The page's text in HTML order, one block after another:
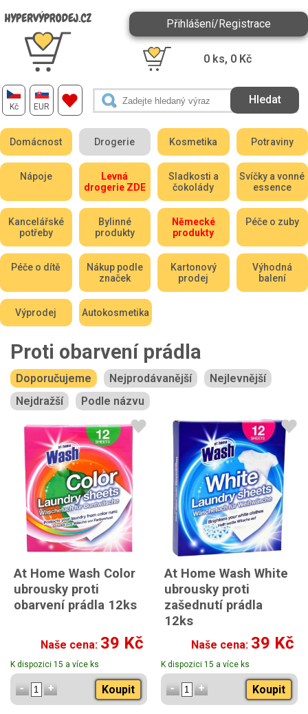
Kč EUR
Přihlášení/Registrace
0 ks, 0 Kč
Domácnost Drogerie Kosmetika Potraviny
Nápoje
Levná
drogerie ZDE
Sladkosti a
čokolády
Svíčky a vonné
essence
Kancelářské
potřeby
Bylinné
produkty
Německé
produkty
Péče o zuby
Péče o dítě
Nákup podle
značek
Kartonový
prodej
Výhodná
balení
Výprodej Autokosmetika
Proti obarvení prádla
Doporučujeme Nejprodávanější
Nejlevnější
Nejdražší
Podle názvu
At Home Wash Color
ubrousky proti
obarvení prádla 12ks
Naše cena: 39 Kč
K dispozici 15 a více ks
Koupit
At Home Wash White
ubrousky proti
zašednutí prádla
12ks
Naše cena: 39 Kč
K dispozici 15 a více ks
Koupit